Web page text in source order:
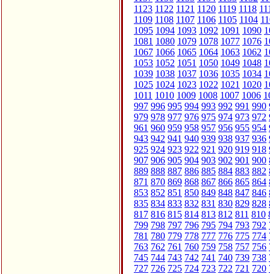
1123 1122 1121 1120 1119 1118
1109 1108 1107 1106 1105 1104
1095 1094 1093 1092 1091 1090
1081 1080 1079 1078 1077 1076
1067 1066 1065 1064 1063 1062
1053 1052 1051 1050 1049 1048
1039 1038 1037 1036 1035 1034
1025 1024 1023 1022 1021 1020
1011 1010 1009 1008 1007 1006
997 996 995 994 993 992 991 990
979 978 977 976 975 974 973 972
961 960 959 958 957 956 955 954
943 942 941 940 939 938 937 936
925 924 923 922 921 920 919 918
907 906 905 904 903 902 901 900
889 888 887 886 885 884 883 882
871 870 869 868 867 866 865 864
853 852 851 850 849 848 847 846
835 834 833 832 831 830 829 828
817 816 815 814 813 812 811 810
799 798 797 796 795 794 793 792
781 780 779 778 777 776 775 774
763 762 761 760 759 758 757 756
745 744 743 742 741 740 739 738
727 726 725 724 723 722 721 720